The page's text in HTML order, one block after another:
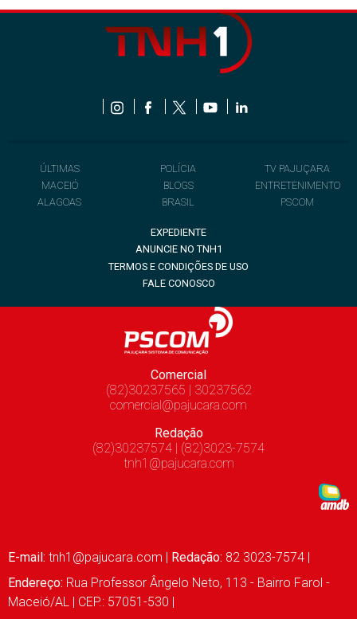
ÚLTIMAS
MACEIÓ
ALAGOAS
POLÍCIA
BLOGS
BRASIL
TV PAJUÇARA
ENTRETENIMENTO
PSCOM
EXPEDIENTE
ANUNCIE NO TNH1
TERMOS E CONDIÇÕES DE USO
FALE CONOSCO
Comercial
(82)30237565 | 30237562
comercial@pajucara.com
Redação
(82)30237574 | (82)3023-7574
tnh1@pajucara.com
E-mail: tnh1@pajucara.com | Redação: 82 3023-7574 |
Endereço: Rua Professor Ângelo Neto, 113 - Bairro Farol -
Maceió/AL | CEP.: 57051-530 |